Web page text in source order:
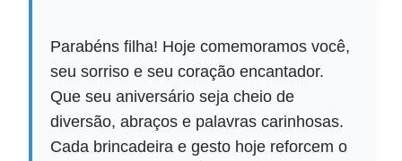
Parabéns filha! Hoje comemoramos você,
seu sorriso e seu coração encantador.
Que seu aniversário seja cheio de
diversão, abraços e palavras carinhosas.
Cada brincadeira e gesto hoje reforcem o